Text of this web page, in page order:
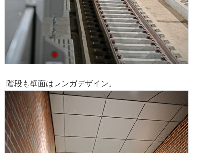
階段も壁面はレンガデザイン。